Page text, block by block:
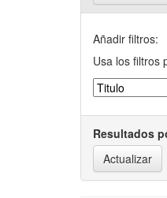
Añadir filtros:
Usa los filtros
Resultados